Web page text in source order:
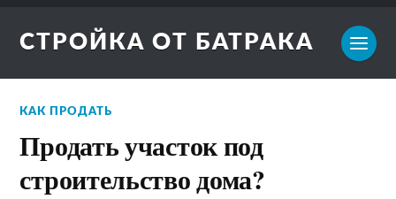
СТРОЙКА ОТ БАТРАКА
КАК ПРОДАТЬ
Продать участок под
строительство дома?